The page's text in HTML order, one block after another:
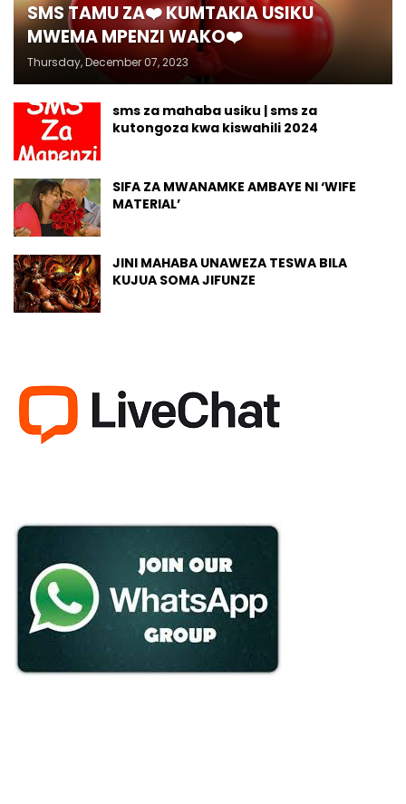
SMS TAMU ZA❤️ KUMTAKIA USIKU
MWEMA MPENZI WAKO❤️
Thursday, December 07, 2023
sms za mahaba usiku | sms za
kutongoza kwa kiswahili 2024
SIFA ZA MWANAMKE AMBAYE NI ‘WIFE
MATERIAL’
JINI MAHABA UNAWEZA TESWA BILA
KUJUA SOMA JIFUNZE